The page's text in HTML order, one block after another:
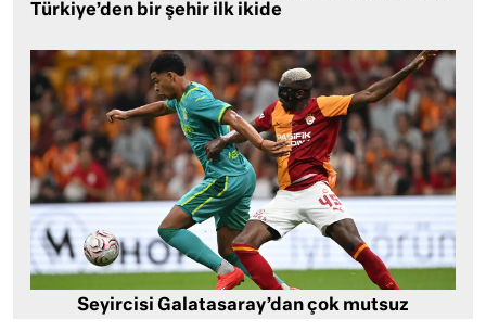
Türkiye’den bir şehir ilk ikide
Seyircisi Galatasaray’dan çok mutsuz